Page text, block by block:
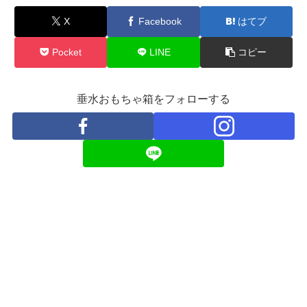
X Facebook はてブ
Pocket LINE コピー
垂水おもちゃ箱をフォローする